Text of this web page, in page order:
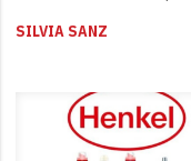
SILVIA SANZ